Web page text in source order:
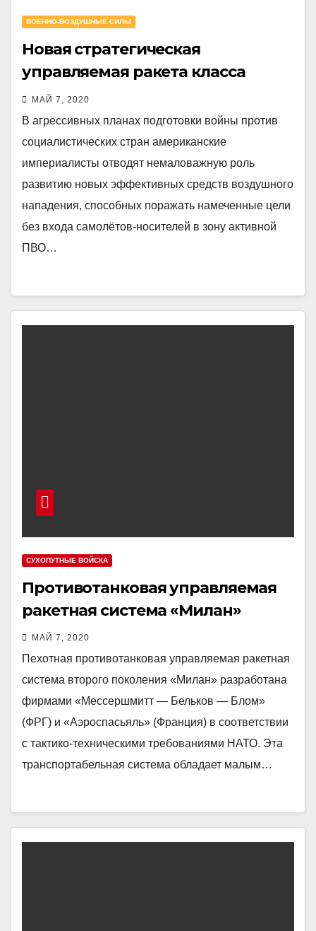
ВОЕННО-ВОЗДУШНЫЕ СИЛЫ
Новая стратегическая
управляемая ракета класса
«воздух-земля»
МАЙ 7, 2020
В агрессивных планах подготовки войны против
социалистических стран американские
империалисты отводят немаловажную роль
развитию новых эффективных средств воздушного
нападения, способных поражать намеченные цели
без входа самолётов-носителей в зону активной
ПВО…
СУХОПУТНЫЕ ВОЙСКА
Противотанковая управляемая
ракетная система «Милан»
МАЙ 7, 2020
Пехотная противотанковая управляемая ракетная
система второго поколения «Милан» разработана
фирмами «Мессершмитт — Бельков — Блом»
(ФРГ) и «Аэроспасьяль» (Франция) в соответствии
с тактико-техническими требованиями НАТО. Эта
транспортабельная система обладает малым…